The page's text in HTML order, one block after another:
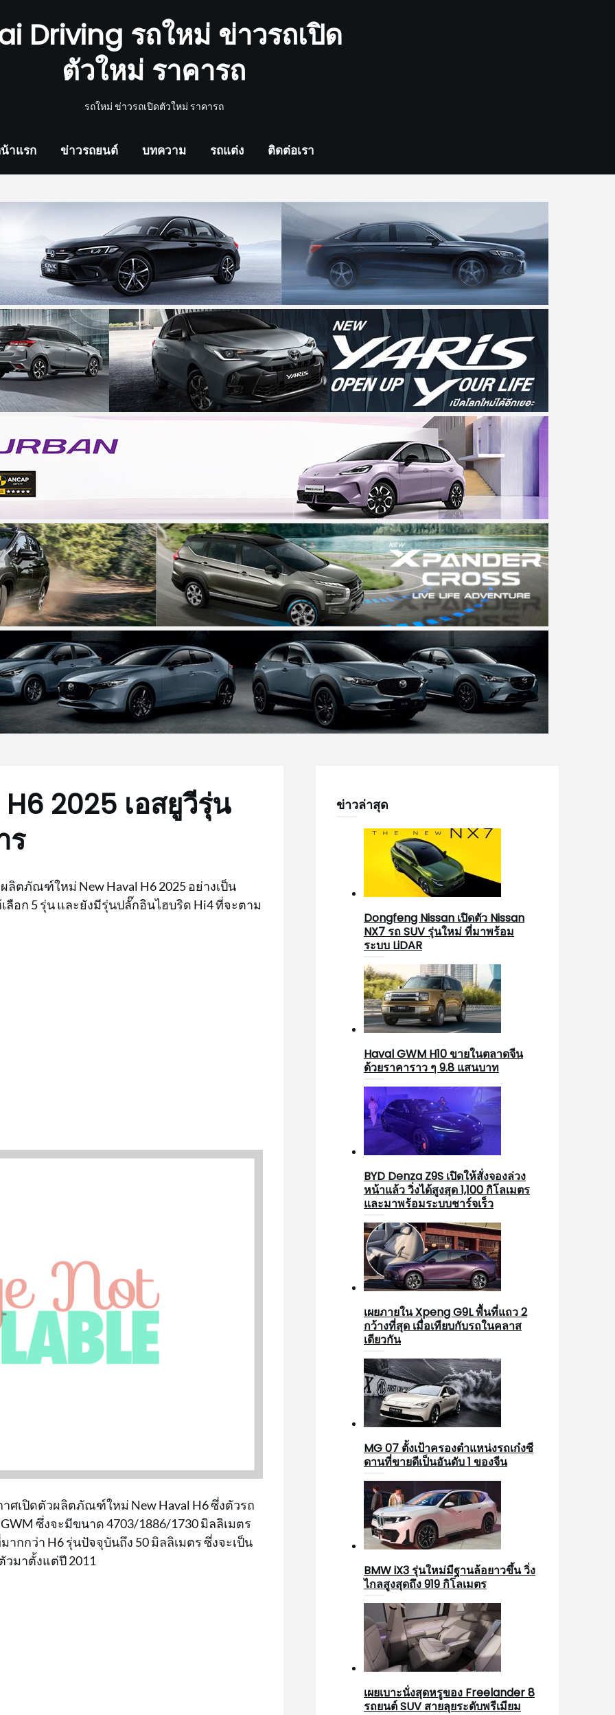
Driving รถใหม่ ข่าวรถเปิด
ตัวใหม่ ราคารถ
รถใหม่ ข่าวรถเปิดตัวใหม่ ราคารถ
าแรก ข่าวรถยนต์ บทความ รถแต่ง ติดต่อเรา
2025 เอสยูวีรุ่น
ร
ลิตภัณฑ์ใหม่ New Haval H6 2025 อย่างเป็น
อก 5 รุ่น และยังมีรุ่นปลั๊กอินไฮบริด Hi4 ที่จะตาม
ศเปิดตัวผลิตภัณฑ์ใหม่ New Haval H6 ซึ่งตัวรถ
ซึ่งจะมีขนาด 4703/1886/1730 มิลลิเมตร
กกว่า H6 รุ่นปัจจุบันถึง 50 มิลลิเมตร ซึ่งจะเป็น
มาตั้งแต่ปี 2011
ข่าวล่าสุด
Dongfeng Nissan เปิดตัว Nissan
NX7 รถ SUV รุ่นใหม่ ที่มาพร้อม
ระบบ LiDAR
Haval GWM H10 ขายในตลาดจีน
ด้วยราคาราว ๆ 9.8 แสนบาท
BYD Denza Z9S เปิดให้สั่งจองล่วง
หน้าแล้ว วิ่งได้สูงสุด 1,100 กิโลเมตร
และมาพร้อมระบบชาร์จเร็ว
เผยภายใน Xpeng G9L พื้นที่แถว 2
กว้างที่สุด เมื่อเทียบกับรถในคลาส
เดียวกัน
MG 07 ตั้งเป้าครองตำแหน่งรถเก๋งซี
ดานที่ขายดีเป็นอันดับ 1 ของจีน
BMW iX3 รุ่นใหม่มีฐานล้อยาวขึ้น วิ่ง
ไกลสูงสุดถึง 919 กิโลเมตร
เผยเบาะนั่งสุดหรูของ Freelander 8
รถยนต์ SUV สายลุยระดับพรีเมียม